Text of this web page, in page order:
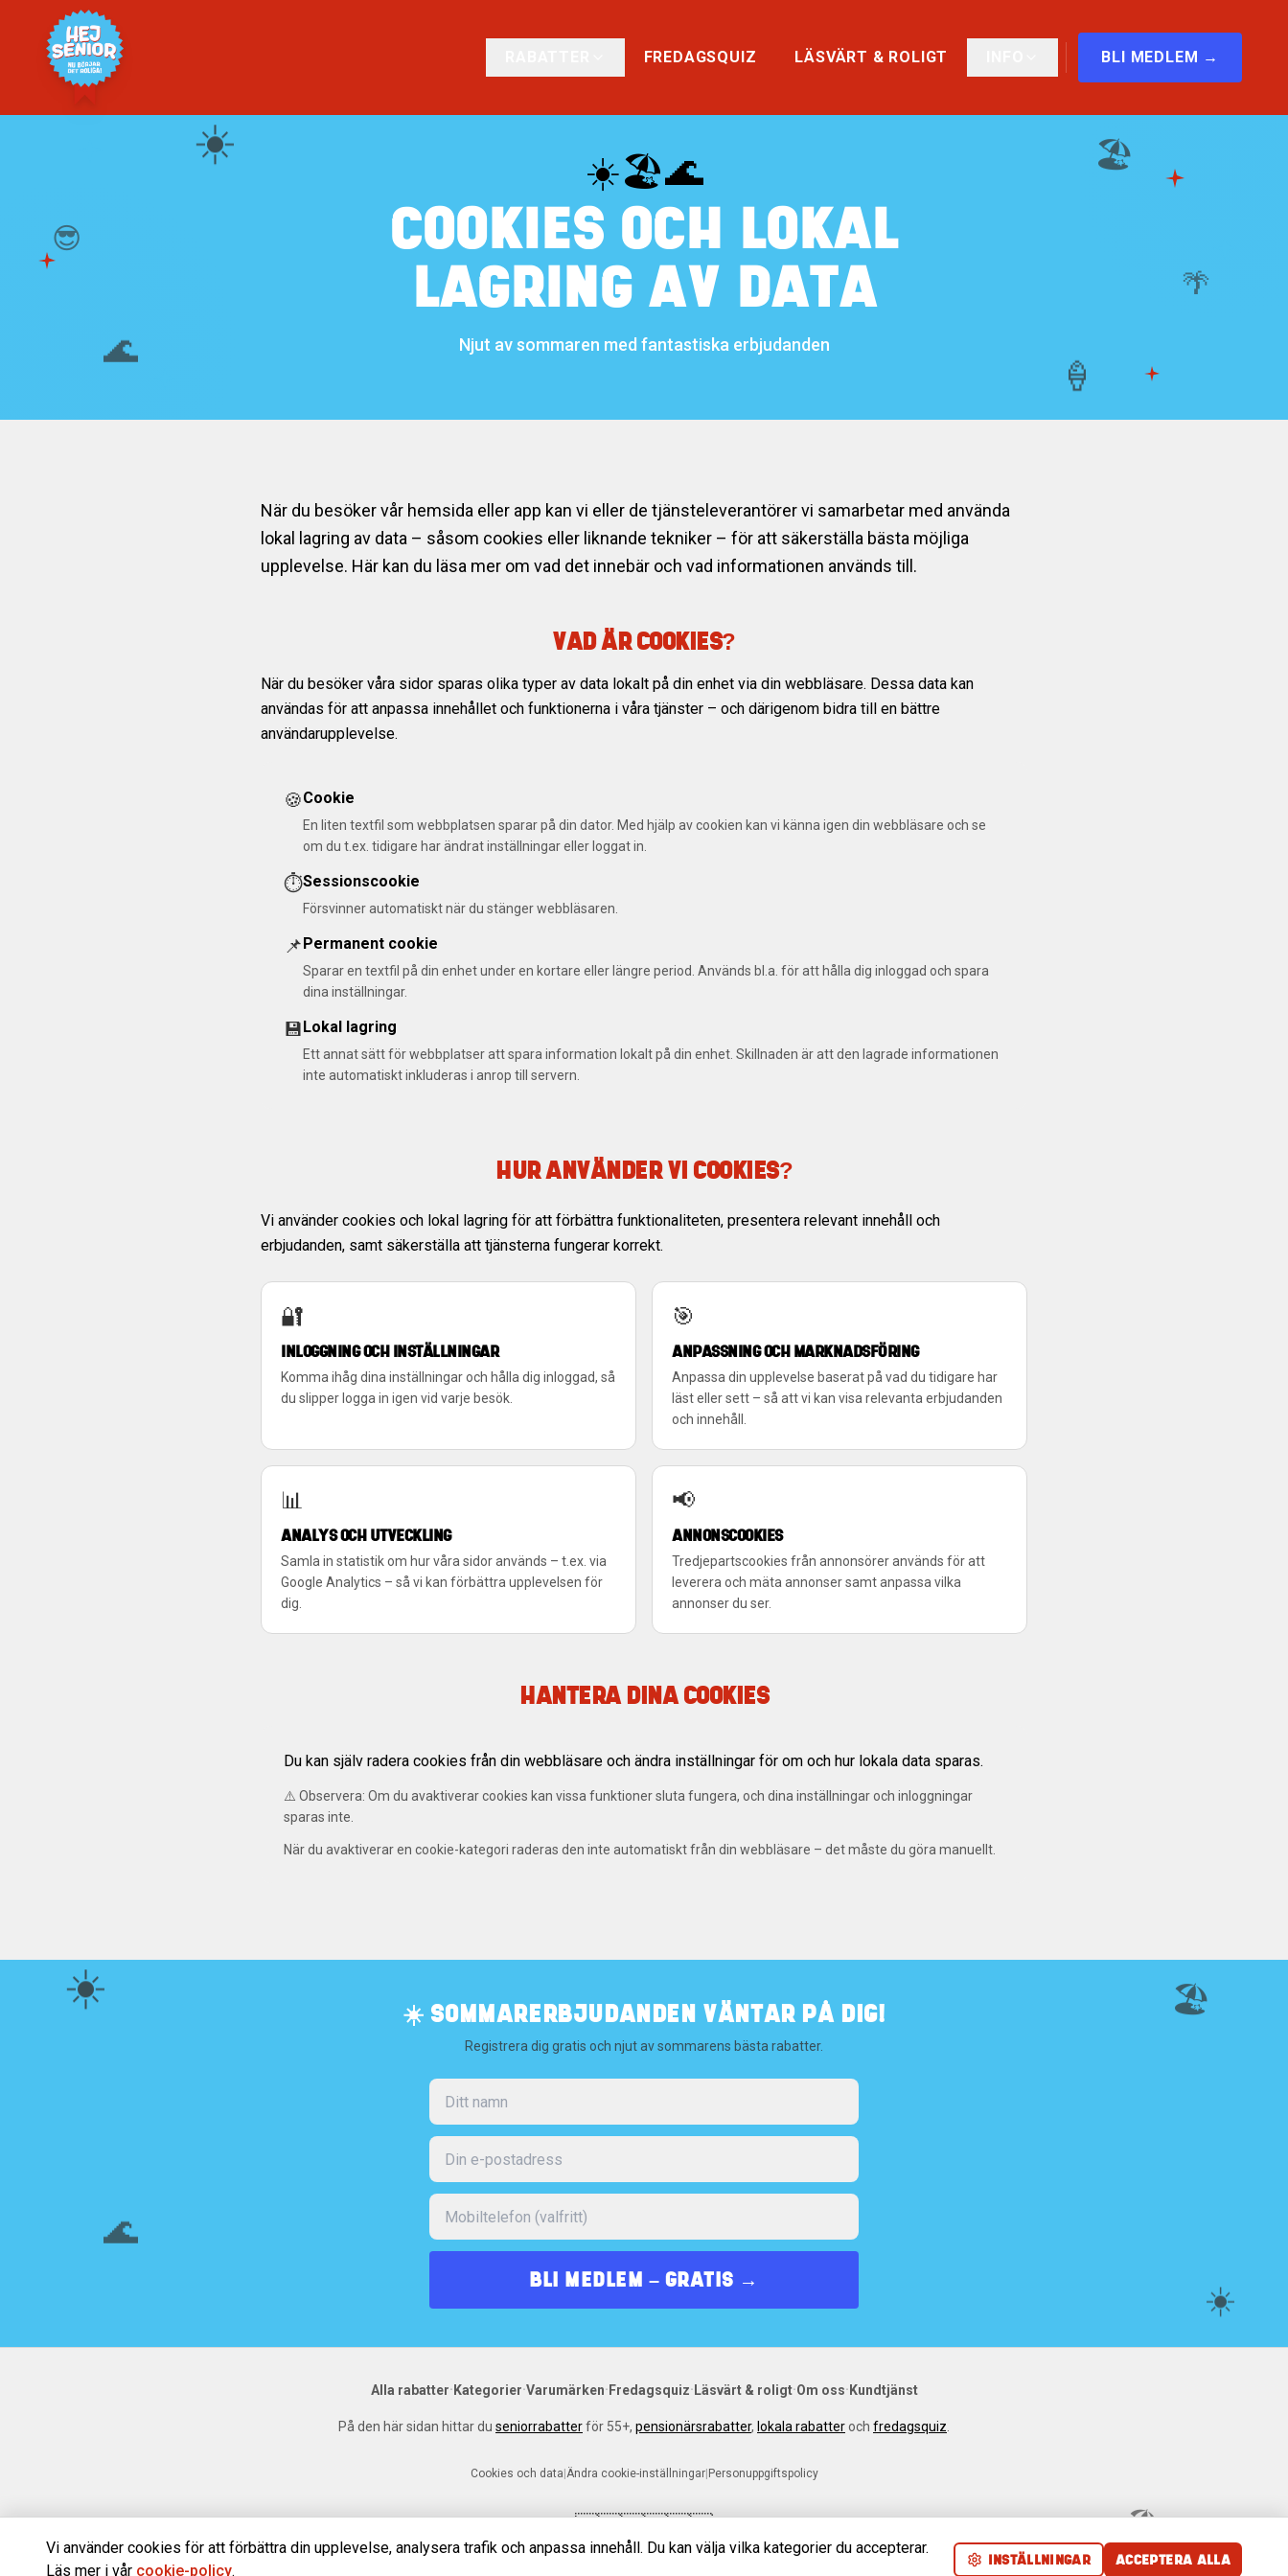
FREDAGSQUIZ LÄSVÄRT & ROLIGT BLI MEDLEM →
☀️ 🏖️
🌊 🍦
🌴
😎
☀️🏖️🌊
COOKIES OCH LOKAL
LAGRING AV DATA
Njut av sommaren med fantastiska erbjudanden
När du besöker vår hemsida eller app kan vi eller de tjänsteleverantörer vi samarbetar med använda
lokal lagring av data – såsom cookies eller liknande tekniker – för att säkerställa bästa möjliga
upplevelse. Här kan du läsa mer om vad det innebär och vad informationen används till.
VAD ÄR COOKIES?
När du besöker våra sidor sparas olika typer av data lokalt på din enhet via din webbläsare. Dessa data kan
användas för att anpassa innehållet och funktionerna i våra tjänster – och därigenom bidra till en bättre
användarupplevelse.
🍪Cookie
En liten textfil som webbplatsen sparar på din dator. Med hjälp av cookien kan vi känna igen din webbläsare och se
om du t.ex. tidigare har ändrat inställningar eller loggat in.
⏱️Sessionscookie
Försvinner automatiskt när du stänger webbläsaren.
📌Permanent cookie
Sparar en textfil på din enhet under en kortare eller längre period. Används bl.a. för att hålla dig inloggad och spara
dina inställningar.
💾Lokal lagring
Ett annat sätt för webbplatser att spara information lokalt på din enhet. Skillnaden är att den lagrade informationen
inte automatiskt inkluderas i anrop till servern.
HUR ANVÄNDER VI COOKIES?
Vi använder cookies och lokal lagring för att förbättra funktionaliteten, presentera relevant innehåll och
erbjudanden, samt säkerställa att tjänsterna fungerar korrekt.
🔐
INLOGGNING OCH INSTÄLLNINGAR
Komma ihåg dina inställningar och hålla dig inloggad, så
du slipper logga in igen vid varje besök.
🎯
ANPASSNING OCH MARKNADSFÖRING
Anpassa din upplevelse baserat på vad du tidigare har
läst eller sett – så att vi kan visa relevanta erbjudanden
och innehåll.
📊
ANALYS OCH UTVECKLING
Samla in statistik om hur våra sidor används – t.ex. via
Google Analytics – så vi kan förbättra upplevelsen för
dig.
📢
ANNONSCOOKIES
Tredjepartscookies från annonsörer används för att
leverera och mäta annonser samt anpassa vilka
annonser du ser.
HANTERA DINA COOKIES
Du kan själv radera cookies från din webbläsare och ändra inställningar för om och hur lokala data sparas.
⚠️ Observera: Om du avaktiverar cookies kan vissa funktioner sluta fungera, och dina inställningar och inloggningar
sparas inte.
När du avaktiverar en cookie-kategori raderas den inte automatiskt från din webbläsare – det måste du göra manuellt.
☀️ 🏖️
🌊
☀️
🏖️
🌊
☀️ SOMMARERBJUDANDEN VÄNTAR PÅ DIG!
Registrera dig gratis och njut av sommarens bästa rabatter.
BLI MEDLEM – GRATIS →
Alla rabatter·Kategorier·Varumärken·Fredagsquiz·Läsvärt & roligt·Om oss·Kundtjänst
På den här sidan hittar du seniorrabatterför 55+, pensionärsrabatter, lokala rabatteroch fredagsquiz
Cookies och data Ändra cookie-inställningar| Personuppgiftspolicy
🇩🇰🇸🇪🇳🇴
Vi använder cookies för att förbättra din upplevelse, analysera trafik och anpassa innehåll. Du kan välja vilka kategorier du accepterar.
Läs mer i vår cookie-policy.
INSTÄLLNINGAR ACCEPTERA ALLA